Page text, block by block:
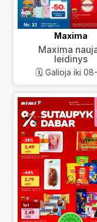
Maxima
Maxima
leidinys
🗓️ Galioja iki